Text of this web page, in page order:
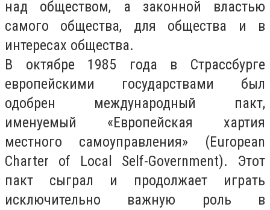
над обществом, а законной властью
самого общества, для общества и в
интересах общества.
В октябре 1985 года в Страссбурге
европейскими государствами был
одобрен международный пакт,
именуемый «Европейская хартия
местного самоуправления» (European
Charter of Local Self-Government). Этот
пакт сыграл и продолжает играть
исключительно важную роль в